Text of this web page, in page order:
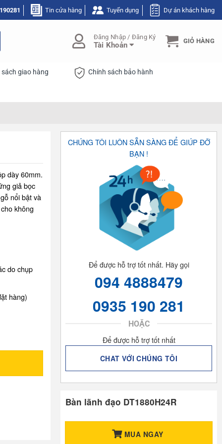
Tin cửa hàng Tuyển dụng Dự án khách hàng
Đăng Nhập / Đăng Ký
Tài Khoản GIỎ HÀNG
giao hàng Chính sách bảo hành
dày 60mm.
giả bọc
nổi bật và
không
do chụp
hàng)
CHÚNG TÔI LUÔN SẴN SÀNG ĐỂ GIÚP ĐỠ
BẠN !
Để được hỗ trợ tốt nhất. Hãy gọi
094 4888479
0935 190 281
HOẶC
Để được hỗ trợ tốt nhất
CHAT VỚI CHÚNG TÔI
Bàn lãnh đạo DT1880H24R
MUA NGAY